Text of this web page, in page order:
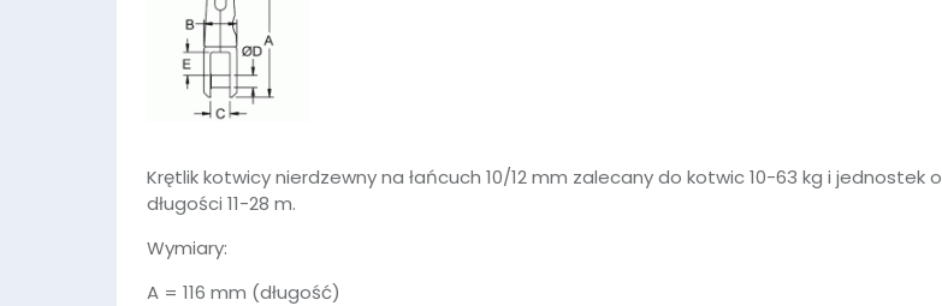
Krętlik kotwicy nierdzewny na łańcuch 10/12 mm zalecany do kotwic 10-63 kg i jednostek o
długości 11-28 m.
Wymiary:
A = 116 mm (długość)